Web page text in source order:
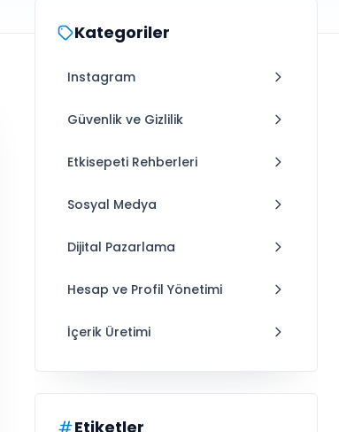
Kategoriler
Instagram
Güvenlik ve Gizlilik
Etkisepeti Rehberleri
Sosyal Medya
Dijital Pazarlama
Hesap ve Profil Yönetimi
İçerik Üretimi
Etiketler